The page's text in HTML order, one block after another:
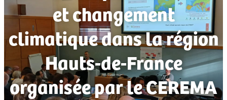
et changement
climatique dans la région
Hauts-de-France
organisée par le CEREMA